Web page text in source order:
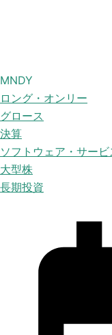
MNDY
ロング・オンリー
グロース
決算
ソフトウェア・サービ
大型株
長期投資